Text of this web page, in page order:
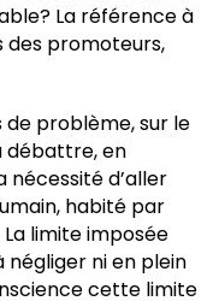
La référence à
des promoteurs,
de problème, sur le
débattre, en
nécessité d’aller
habité par
limite imposée
ni en plein
cette limite